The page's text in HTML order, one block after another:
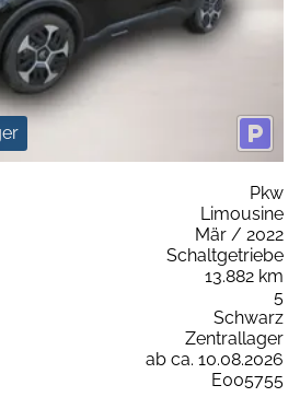
Pkw
Limousine
Mär / 2022
Schaltgetriebe
13.882 km
5
Schwarz
Zentrallager
ab ca. 10.08.2026
E005755